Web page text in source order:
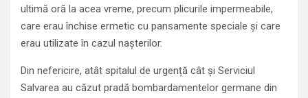
ultimă oră la acea vreme, precum plicurile impermeabile,
care erau închise ermetic cu pansamente speciale și care
erau utilizate în cazul nașterilor.
Din nefericire, atât spitalul de urgență cât și Serviciul
Salvarea au căzut pradă bombardamentelor germane din